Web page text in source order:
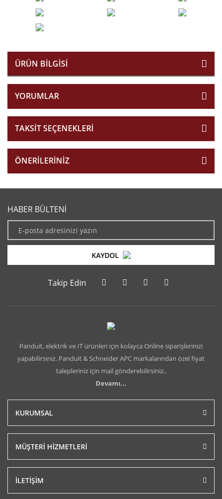
ÜRÜN BILGISI
YORUMLAR
TAKSIT SEÇENEKLERI
ÖNERILERINIZ
HABER BÜLTENİ
KAYDOL
Takip Edin
Panduit, elektrik ve IT ürünleri için kolayca Online siparişlerinizi
yapabilirsiniz. Panduit & Schneider APC markalarından özel fiyat
talepleriniz için mail gönderebilirsiniz..
Devamı...
KURUMSAL
MÜŞTERİ HİZMETLERİ
İLETİŞİM